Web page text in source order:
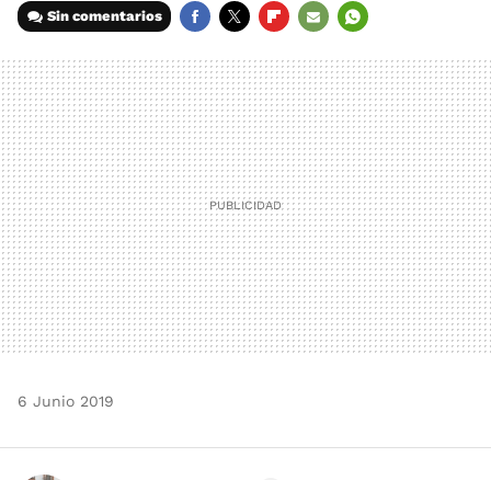
Sin comentarios
MAIL
6 Junio 2019